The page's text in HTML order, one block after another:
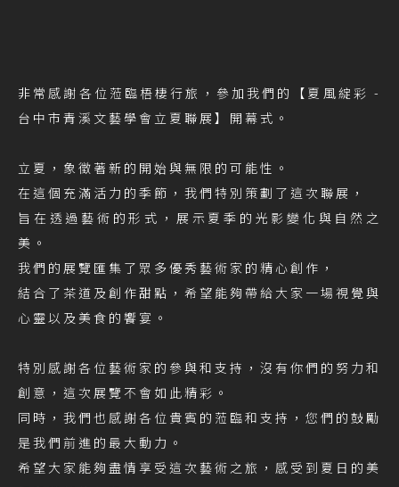
非常感謝各位蒞臨梧棲行旅，參加我們的【夏風綻彩 -
台中市青溪文藝學會立夏聯展】開幕式。
立夏，象徵著新的開始與無限的可能性。
在這個充滿活力的季節，我們特別策劃了這次聯展，
旨在透過藝術的形式，展示夏季的光影變化與自然之
美。
我們的展覽匯集了眾多優秀藝術家的精心創作，
結合了茶道及創作甜點，希望能夠帶給大家一場視覺與
心靈以及美食的饗宴。
特別感謝各位藝術家的參與和支持，沒有你們的努力和
創意，這次展覽不會如此精彩。
同時，我們也感謝各位貴賓的蒞臨和支持，您們的鼓勵
是我們前進的最大動力。
希望大家能夠盡情享受這次藝術之旅，感受到夏日的美